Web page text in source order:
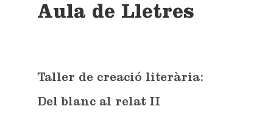
Aula de Lletres
Taller de creació literària:
Del blanc al relat II